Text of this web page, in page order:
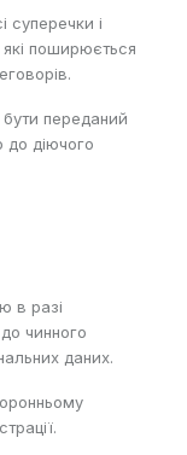
суперечки і
поширюється
переданий
до діючого
в разі
чинного
даних.